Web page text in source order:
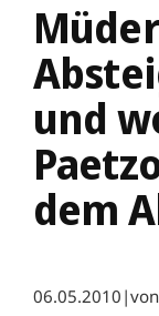
und
dem
06.05.2010 |